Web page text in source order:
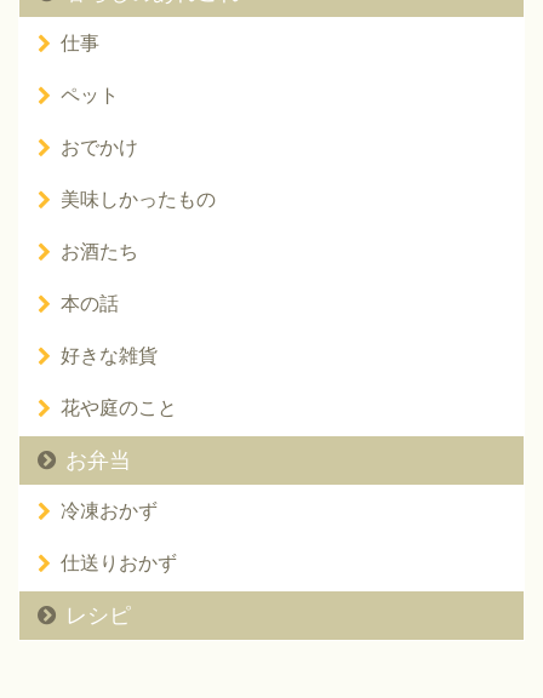
仕事
ペット
おでかけ
美味しかったもの
お酒たち
本の話
好きな雑貨
花や庭のこと
お弁当
冷凍おかず
仕送りおかず
レシピ